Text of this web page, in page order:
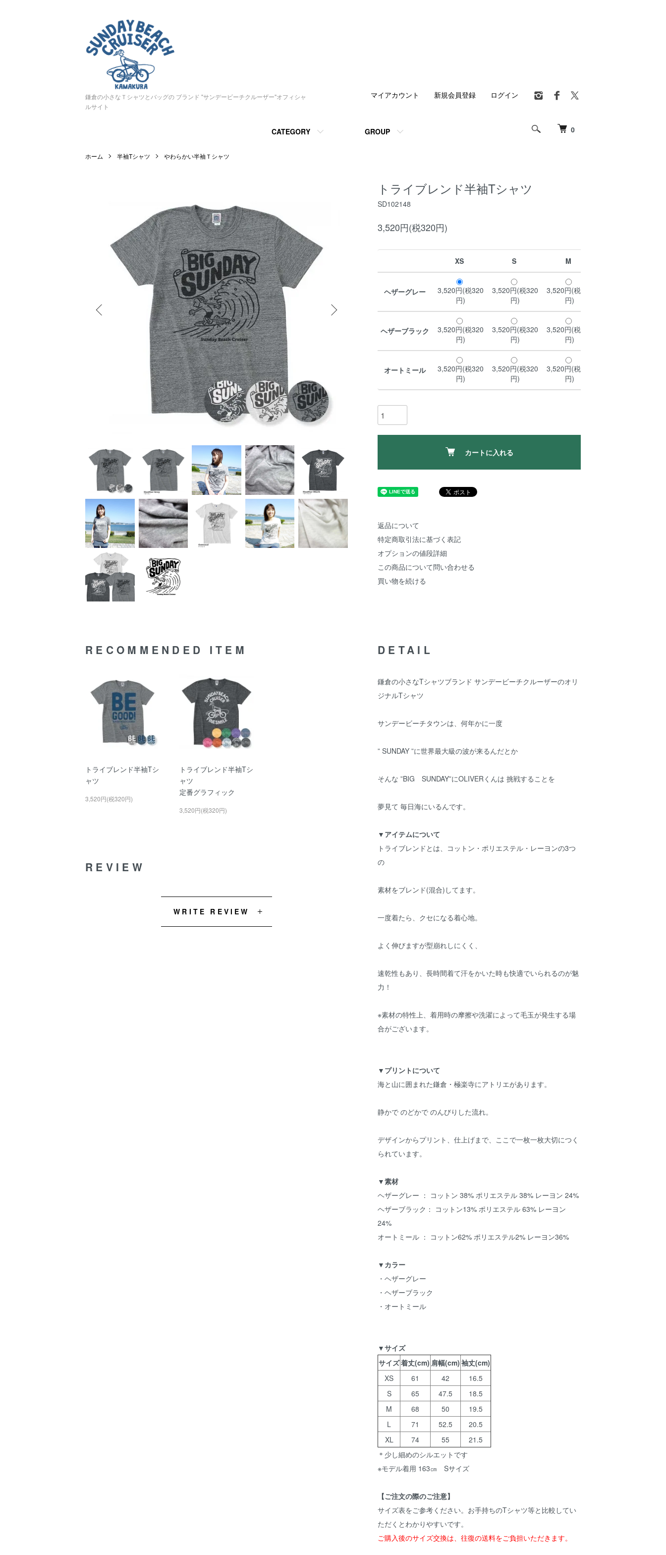
鎌倉の小さなＴシャツとバッグの ブランド "サンデービーチクルーザー"オフィシャ
ルサイト
0
CATEGORY GROUP
マイアカウント 新規会員登録 ログイン
ホーム 半袖Tシャツ やわらかい半袖Ｔシャツ
トライブレンド半袖Tシャツ
SD102148
3,520円(税320円)
XS S M
ヘザーグレー
3,520円(税320
円)
3,520円(税320
円)
3,520円(税320
円)
ヘザーブラック
3,520円(税320
円)
3,520円(税320
円)
3,520円(税320
円)
オートミール
3,520円(税320
円)
3,520円(税320
円)
3,520円(税320
円)
カートに入れる
返品について
特定商取引法に基づく表記
オプションの値段詳細
この商品について問い合わせる
買い物を続ける
DETAIL
鎌倉の小さなTシャツブランド サンデービーチクルーザーのオリ
ジナルTシャツ
サンデービーチタウンは、何年かに一度
” SUNDAY ”に世界最大級の波が来るんだとか
そんな ”BIG SUNDAY”にOLIVERくんは 挑戦することを
夢見て 毎日海にいるんです。
▼アイテムについて
トライブレンドとは、コットン・ポリエステル・レーヨンの3つ
の
素材をブレンド(混合)してます。
一度着たら、クセになる着心地。
よく伸びますが型崩れしにくく、
速乾性もあり、長時間着て汗をかいた時も快適でいられるのが魅
力！
※素材の特性上、着用時の摩擦や洗濯によって毛玉が発生する場
合がございます。
▼プリントについて
海と山に囲まれた鎌倉・極楽寺にアトリエがあります。
静かで のどかで のんびりした流れ。
デザインからプリント、仕上げまで、ここで一枚一枚大切につく
られています。
▼素材
ヘザーグレー ： コットン 38% ポリエステル 38% レーヨン 24%
ヘザーブラック： コットン13% ポリエステル 63% レーヨン
24%
オートミール ： コットン62% ポリエステル2% レーヨン36%
▼カラー
・ヘザーグレー
・ヘザーブラック
・オートミール
▼サイズ
サイズ着丈(cm) 肩幅(cm) 袖丈(cm)
XS
61 42
16.5
S
65 47.5
18.5
M
68 50
19.5
L
71 52.5
20.5
XL
74 55
21.5
＊少し細めのシルエットです
※モデル着用 163㎝ Sサイズ
【ご注文の際のご注意】
サイズ表をご参考ください。お手持ちのTシャツ等と比較してい
ただくとわかりやすいです。
ご購入後のサイズ交換は、往復の送料をご負担いただきます。
RECOMMENDED ITEM
トライブレンド半袖Tシ
ャツ
3,520円(税320円)
トライブレンド半袖Tシ
ャツ
定番グラフィック
3,520円(税320円)
REVIEW
WRITE REVIEW